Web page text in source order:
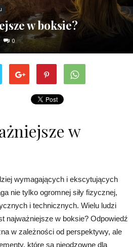
w boksie?
0
w
wymagających i ekscytujących
nie tylko ogromnej siły fizycznej,
i technicznych. Wielu ludzi
najważniejsze w boksie? Odpowiedź
w zależności od perspektywy, ale
które są nieodzowne dla